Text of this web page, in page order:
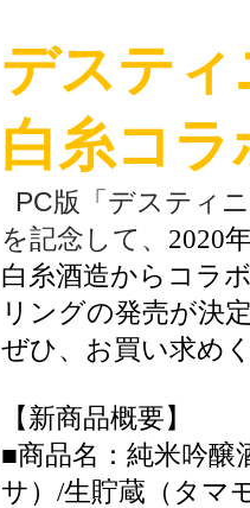
デステ
白糸コラ
PC版「デスティ
を記念して、 2020
白糸酒造から コラ
リングの発売が決
ぜひ、お買い求め
【新商品概要】
■商品名：純米吟醸
サ）/生貯蔵（タマ